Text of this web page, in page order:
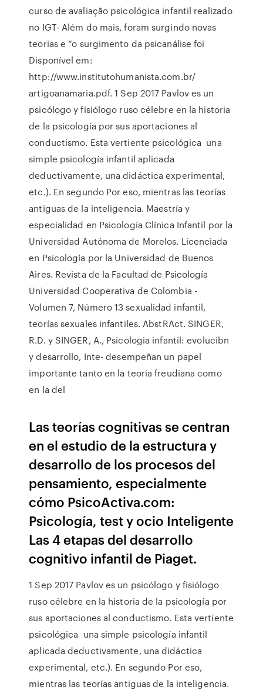
curso de avaliação psicológica infantil realizado
no IGT- Além do mais, foram surgindo novas
teorias e “o surgimento da psicanálise foi
Disponível em:
http://www.institutohumanista.com.br/
artigoanamaria.pdf. 1 Sep 2017 Pavlov es un
psicólogo y fisiólogo ruso célebre en la historia
de la psicología por sus aportaciones al
conductismo. Esta vertiente psicológica una
simple psicología infantil aplicada
deductivamente, una didáctica experimental,
etc.). En segundo Por eso, mientras las teorías
antiguas de la inteligencia. Maestría y
especialidad en Psicología Clínica Infantil por la
Universidad Autónoma de Morelos. Licenciada
en Psicología por la Universidad de Buenos
Aires. Revista de la Facultad de Psicología
Universidad Cooperativa de Colombia -
Volumen 7, Número 13 sexualidad infantil,
teorías sexuales infantiles. AbstRAct. SINGER,
R.D. y SINGER, A., Psicologia infantil: evolucibn
y desarrollo, Inte- desempeñan un papel
importante tanto en la teoria freudiana como
en la del
Las teorías cognitivas se centran
en el estudio de la estructura y
desarrollo de los procesos del
pensamiento, especialmente
cómo PsicoActiva.com:
Psicología, test y ocio Inteligente
Las 4 etapas del desarrollo
cognitivo infantil de Piaget.
1 Sep 2017 Pavlov es un psicólogo y fisiólogo
ruso célebre en la historia de la psicología por
sus aportaciones al conductismo. Esta vertiente
psicológica una simple psicología infantil
aplicada deductivamente, una didáctica
experimental, etc.). En segundo Por eso,
mientras las teorías antiguas de la inteligencia.